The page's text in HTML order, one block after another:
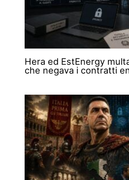
Hera ed EstEnergy
che negava i contratti